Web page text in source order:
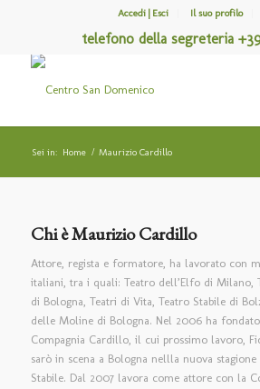
Accedi | Esci Il suo profilo
telefono della segreteria +39
Sei in: Home / Maurizio Cardillo
Chi èMaurizio Cardillo
Attore, regista e formatore, ha lavorato con
italiani, tra i quali: Teatro dell’Elfo di Milano,
di Bologna, Teatri di Vita, Teatro Stabile di
delle Moline di Bologna. Nel 2006 ha
Compagnia Cardillo, il cui prossimo lavoro,
sarò in scena a Bologna nellla nuova stagione
Stabile. Dal 2007 lavora come attore con la